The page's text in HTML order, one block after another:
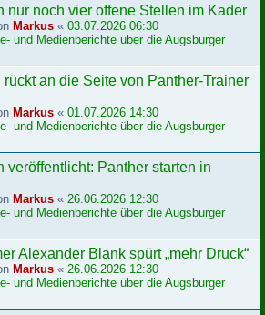
nur noch vier offene Stellen im Kader
Markus « 03.07.2026 06:30
und Medienberichte über die Augsburger
an die Seite von Panther-Trainer
Markus « 01.07.2026 14:30
und Medienberichte über die Augsburger
veröffentlicht: Panther starten in
Markus « 26.06.2026 12:30
und Medienberichte über die Augsburger
Alexander Blank spürt „mehr Druck“
Markus « 26.06.2026 12:30
und Medienberichte über die Augsburger